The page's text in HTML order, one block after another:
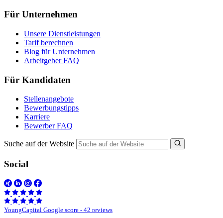
Für Unternehmen
Unsere Dienstleistungen
Tarif berechnen
Blog für Unternehmen
Arbeitgeber FAQ
Für Kandidaten
Stellenangebote
Bewerbungstipps
Karriere
Bewerber FAQ
Suche auf der Website
Social
YoungCapital Google score - 42 reviews